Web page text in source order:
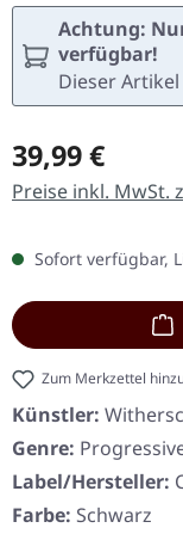
Achtung:
verfügbar!
Dieser
Regulärer Preis:
39,99 €
Preise inkl. MwSt.
Sofort verfügbar,
Zum Merkzettel
Künstler:
Genre:
Label/Hersteller:
Farbe: Schwarz